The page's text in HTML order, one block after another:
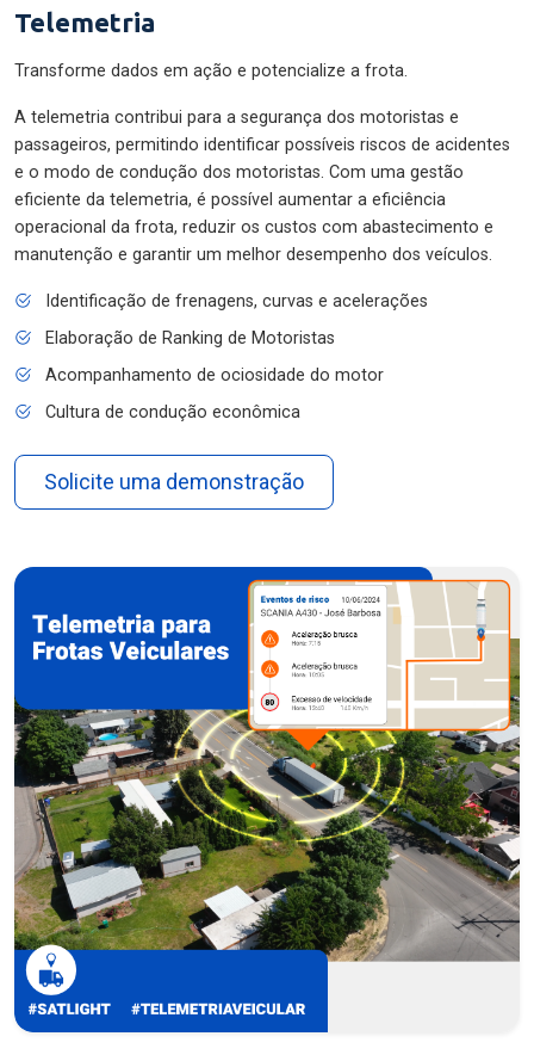
Telemetria
Transforme dados em ação e potencialize a frota.
A telemetria contribui para a segurança dos motoristas e
passageiros, permitindo identificar possíveis riscos de acidentes
e o modo de condução dos motoristas. Com uma gestão
eficiente da telemetria, é possível aumentar a eficiência
operacional da frota, reduzir os custos com abastecimento e
manutenção e garantir um melhor desempenho dos veículos.
Identificação de frenagens, curvas e acelerações
Elaboração de Ranking de Motoristas
Acompanhamento de ociosidade do motor
Cultura de condução econômica
Solicite uma demonstração